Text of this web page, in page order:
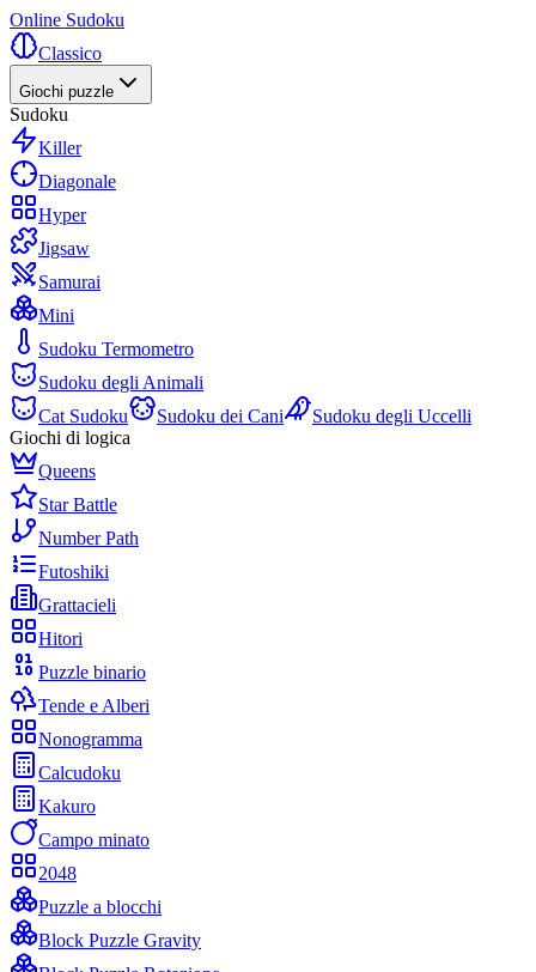
Online Sudoku
Classico
Giochi puzzle
Sudoku
Killer
Diagonale
Hyper
Jigsaw
Samurai
Mini
Sudoku Termometro
Sudoku degli Animali
Cat Sudoku
Sudoku dei Cani
Sudoku degli Uccelli
Giochi di logica
Queens
Star Battle
Number Path
Futoshiki
Grattacieli
Hitori
Puzzle binario
Tende e Alberi
Nonogramma
Calcudoku
Kakuro
Campo minato
2048
Puzzle a blocchi
Block Puzzle Gravity